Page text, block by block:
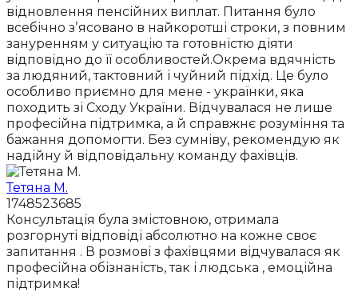
відновлення пенсійних виплат. Питання було
всебічно зʼясовано в найкоротші строки, з повним
зануренням у ситуацію та готовністю діяти
відповідно до її особливостей.Окрема вдячність
за людяний, тактовний і чуйний підхід. Це було
особливо приємно для мене - українки, яка
походить зі Сходу України. Відчувалася не лише
професійна підтримка, а й справжнє розуміння та
бажання допомогти. Без сумніву, рекомендую як
надійну й відповідальну команду фахівців.
Тетяна М.
1748523685
Консультація була змістовною, отримала
розгорнуті відповіді абсолютно на кожне своє
запитання . В розмові з фахівцями відчувалася як
професійна обізнаність, так і людська , емоційна
підтримка!